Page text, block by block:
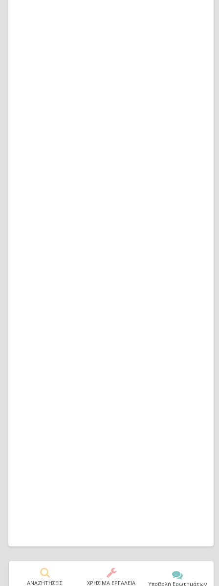
ΑΝΑΖΗΤΗΣΕΙΣ ΧΡΗΣΙΜΑ ΕΡΓΑΛΕΙΑ Υποβολή Ερωτημάτων